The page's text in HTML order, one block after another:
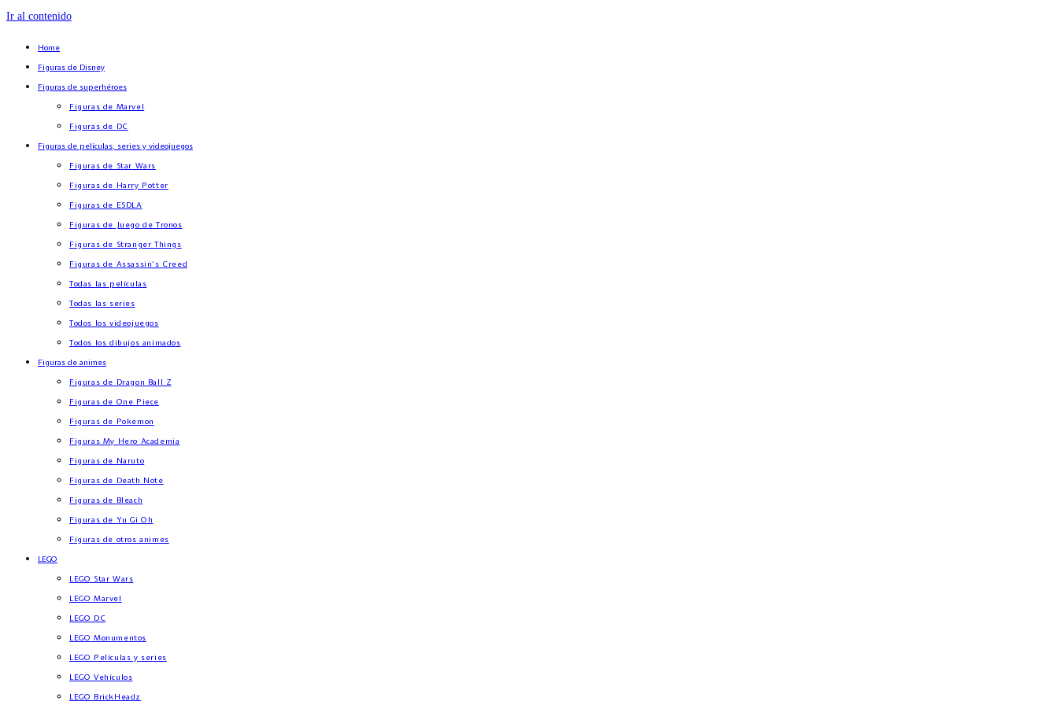
Ir al contenido
Home
Figuras de Disney
Figuras de superhéroes
Figuras de Marvel
Figuras de DC
Figuras de películas, series y videojuegos
Figuras de Star Wars
Figuras de Harry Potter
Figuras de ESDLA
Figuras de Juego de Tronos
Figuras de Stranger Things
Figuras de Assassin’s Creed
Todas las películas
Todas las series
Todos los videojuegos
Todos los dibujos animados
Figuras de animes
Figuras de Dragon Ball Z
Figuras de One Piece
Figuras de Pokemon
Figuras My Hero Academia
Figuras de Naruto
Figuras de Death Note
Figuras de Bleach
Figuras de Yu Gi Oh
Figuras de otros animes
LEGO
LEGO Star Wars
LEGO Marvel
LEGO DC
LEGO Monumentos
LEGO Películas y series
LEGO Vehículos
LEGO BrickHeadz